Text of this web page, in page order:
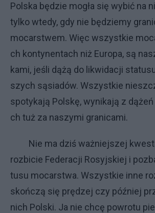
Pol­ska bę­dzie mo­gła się wy­bić na
tyl­ko wte­dy, gdy nie bę­dzie­my
mo­car­stwem. Więc wszyst­kie
ch kon­ty­nen­ta­ch niż Eu­ro­pa, są
ka­mi, je­śli dą­żą do li­kwi­da­cji
szy­ch są­sia­dów. Wszyst­kie
spo­ty­ka­ją Pol­skę, wy­ni­ka­ją z
ch tuż za na­szy­mi gra­ni­ca­mi.
Nie ma dziś waż­niej­szej
roz­bi­cie Fe­de­ra­cji Ro­syj­skiej i
tu­su mo­car­stwa. Wszyst­kie in­ne
skoń­czą się prę­dzej czy póź­niej
ni­ch Pol­ski. Ja nie chcę po­wro­tu